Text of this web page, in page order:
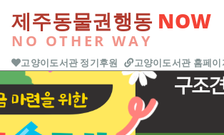
제주동물권행동 NOW
NO OTHER WAY
고양이도서관 정기후원 고양이도서관 홈페이